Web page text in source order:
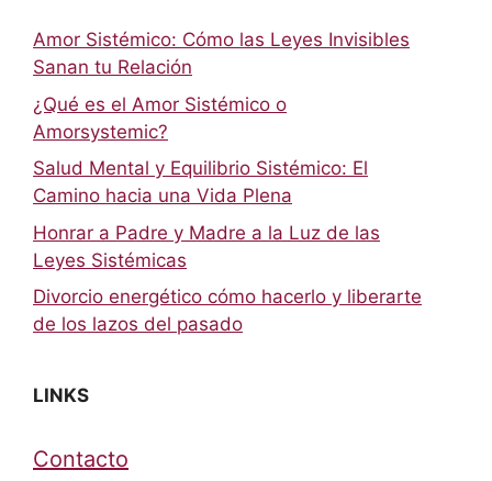
Amor Sistémico: Cómo las Leyes Invisibles
Sanan tu Relación
¿Qué es el Amor Sistémico o
Amorsystemic?
Salud Mental y Equilibrio Sistémico: El
Camino hacia una Vida Plena
Honrar a Padre y Madre a la Luz de las
Leyes Sistémicas
Divorcio energético cómo hacerlo y liberarte
de los lazos del pasado
LINKS
Contacto